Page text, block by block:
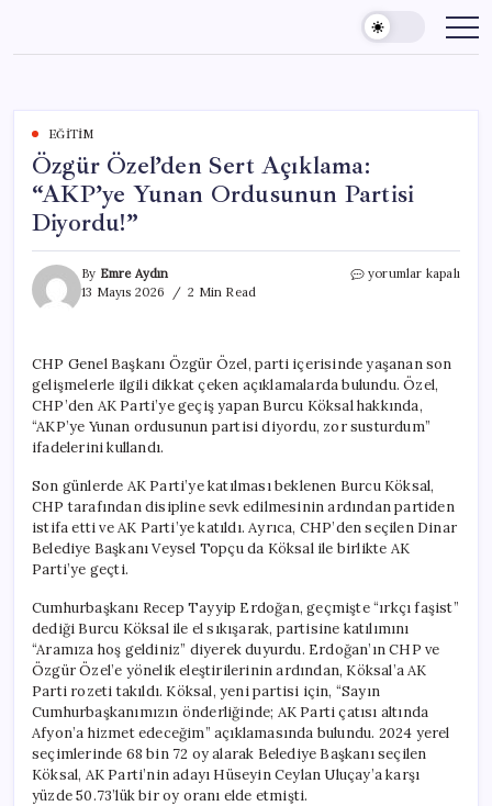
content
EĞITIM
Özgür Özel’den Sert Açıklama:
“AKP’ye Yunan Ordusunun Partisi
Diyordu!”
By Emre Aydın
13 Mayıs 2026
2 Min Read
Özgür
Yunan
Ordusunun
Partisi
Diyordu!”
yorumlar kapalı
CHP Genel Başkanı Özgür Özel, parti içerisinde yaşanan son
gelişmelerle ilgili dikkat çeken açıklamalarda bulundu. Özel,
CHP’den AK Parti’ye geçiş yapan Burcu Köksal hakkında,
“AKP’ye Yunan ordusunun partisi diyordu, zor susturdum”
ifadelerini kullandı.
Son günlerde AK Parti’ye katılması beklenen Burcu Köksal,
CHP tarafından disipline sevk edilmesinin ardından partiden
istifa etti ve AK Parti’ye katıldı. Ayrıca, CHP’den seçilen Dinar
Belediye Başkanı Veysel Topçu da Köksal ile birlikte AK
Parti’ye geçti.
Cumhurbaşkanı Recep Tayyip Erdoğan, geçmişte “ırkçı faşist”
dediği Burcu Köksal ile el sıkışarak, partisine katılımını
“Aramıza hoş geldiniz” diyerek duyurdu. Erdoğan’ın CHP ve
Özgür Özel’e yönelik eleştirilerinin ardından, Köksal’a AK
Parti rozeti takıldı. Köksal, yeni partisi için, “Sayın
Cumhurbaşkanımızın önderliğinde; AK Parti çatısı altında
Afyon’a hizmet edeceğim” açıklamasında bulundu. 2024 yerel
seçimlerinde 68 bin 72 oy alarak Belediye Başkanı seçilen
Köksal, AK Parti’nin adayı Hüseyin Ceylan Uluçay’a karşı
yüzde 50.73’lük bir oy oranı elde etmişti.